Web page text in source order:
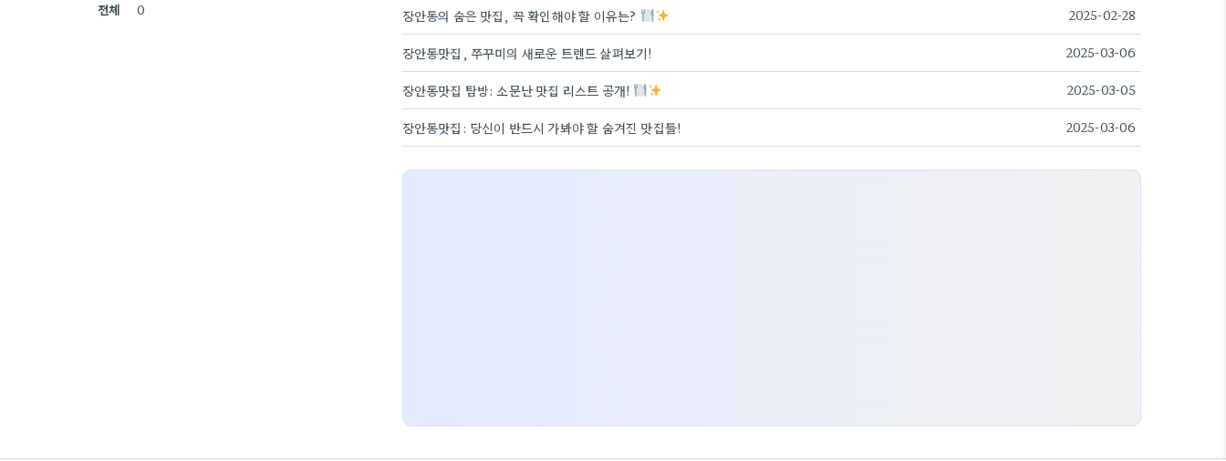
장안동의 숨은 맛집, 꼭 확인해야 할 이유는? 2025-02-28
장안동맛집, 쭈꾸미의 새로운 트렌드 살펴보기! 2025-03-06
장안동맛집 탐방: 소문난 맛집 리스트 공개! 2025-03-05
장안동맛집: 당신이 반드시 가봐야 할 숨겨진 맛집들! 2025-03-06
전체
0